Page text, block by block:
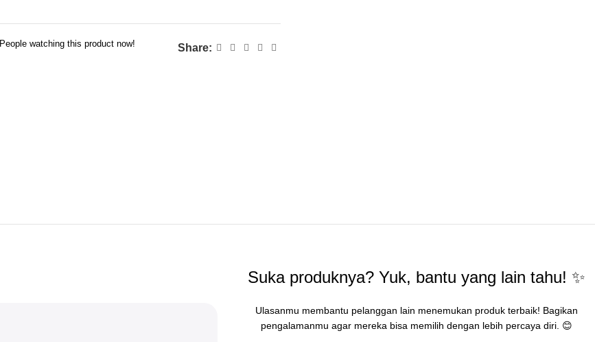
People watching this product now! Share:
Suka produknya? Yuk, bantu yang lain tahu! ✨
Ulasanmu membantu pelanggan lain menemukan produk terbaik! Bagikan
pengalamanmu agar mereka bisa memilih dengan lebih percaya diri. 😊